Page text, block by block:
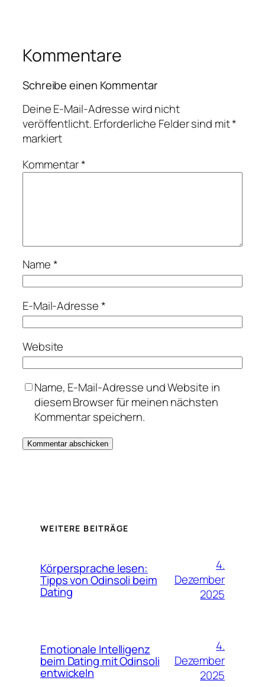
Kommentare
Schreibe einen Kommentar
Deine E-Mail-Adresse wird nicht
veröffentlicht.Erforderliche Felder sind mit*
markiert
Kommentar*
Name*
E-Mail-Adresse*
Website
Name, E-Mail-Adresse und Website in
diesem Browser für meinen nächsten
Kommentar speichern.
WEITERE BEITRÄGE
Körpersprache lesen:
Tipps von Odinsoli beim
Dating
4.
Dezember
2025
Emotionale Intelligenz
beim Dating mit Odinsoli
entwickeln
4.
Dezember
2025